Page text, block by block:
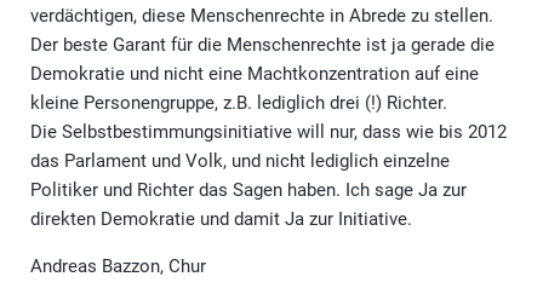
verdächtigen, diese Menschenrechte in Abrede zu stellen.
Der beste Garant für die Menschenrechte ist ja gerade die
Demokratie und nicht eine Machtkonzentration auf eine
kleine Personengruppe, z.B. lediglich drei (!) Richter.
Die Selbstbestimmungsinitiative will nur, dass wie bis 2012
das Parlament und Volk, und nicht lediglich einzelne
Politiker und Richter das Sagen haben. Ich sage Ja zur
direkten Demokratie und damit Ja zur Initiative.
Andreas Bazzon, Chur